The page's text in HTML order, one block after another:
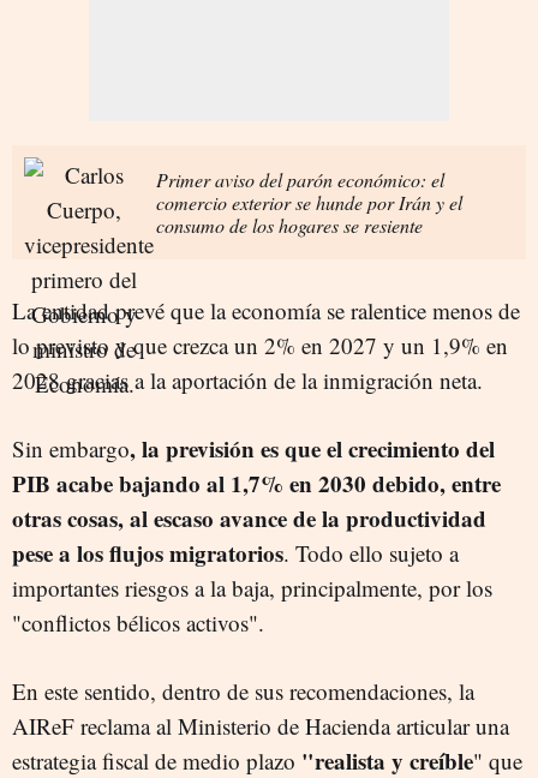
Primer aviso del parón económico: el
comercio exterior se hunde por Irán y el
consumo de los hogares se resiente
La entidad prevé que la economía se ralentice menos de
lo previsto y que crezca un 2% en 2027 y un 1,9% en
2028 gracias a la aportación de la inmigración neta.
Sin embargo, la previsión es que el crecimiento del
PIB acabe bajando al 1,7% en 2030 debido, entre
otras cosas, al escaso avance de la productividad
pese a los flujos migratorios. Todo ello sujeto a
importantes riesgos a la baja, principalmente, por los
"conflictos bélicos activos".
En este sentido, dentro de sus recomendaciones, la
AIReF reclama al Ministerio de Hacienda articular una
estrategia fiscal de medio plazo "realista y creíble" que